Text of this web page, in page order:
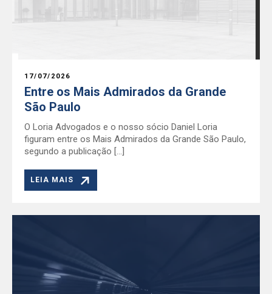
17/07/2026
Entre os Mais Admirados da Grande
São Paulo
O Loria Advogados e o nosso sócio Daniel Loria
figuram entre os Mais Admirados da Grande São Paulo,
segundo a publicação […]
LEIA MAIS